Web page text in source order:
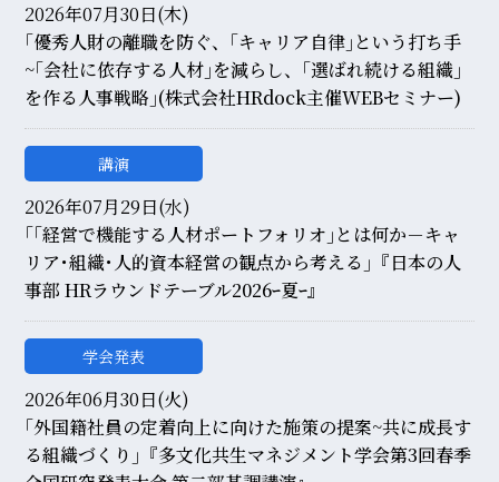
2026年07月30日(木)
｢優秀人財の離職を防ぐ、｢キャリア自律｣という打ち手
~｢会社に依存する人材｣を減らし、｢選ばれ続ける組織｣
を作る人事戦略｣(株式会社HRdock主催WEBセミナー)
講演
2026年07月29日(水)
｢｢経営で機能する人材ポートフォリオ｣とは何か－キャ
リア･組織･人的資本経営の観点から考える｣『日本の人
事部 HRラウンドテーブル2026ｰ夏ｰ』
学会発表
2026年06月30日(火)
｢外国籍社員の定着向上に向けた施策の提案~共に成長す
る組織づくり｣『多文化共生マネジメント学会第3回春季